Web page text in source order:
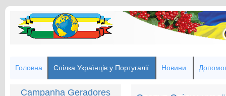
Головна Спілка Українців у Португалії Новини
Campanha Geradores